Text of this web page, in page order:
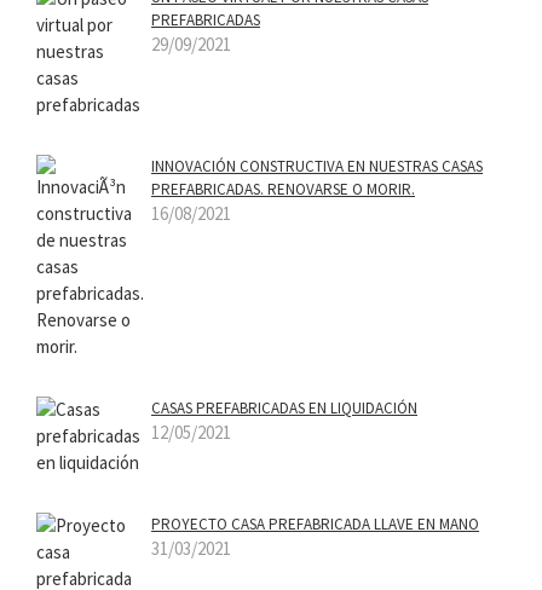
PREFABRICADAS
29/09/2021
INNOVACIÓN CONSTRUCTIVA EN NUESTRAS CASAS
PREFABRICADAS. RENOVARSE O MORIR.
16/08/2021
CASAS PREFABRICADAS EN LIQUIDACIÓN
12/05/2021
PROYECTO CASA PREFABRICADA LLAVE EN MANO
31/03/2021